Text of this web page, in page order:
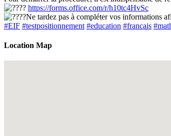
https://forms.office.com/r/h10tc4HvSc
Ne tardez pas à compléter vos informations
#EIF #testpositionnement #education #francais
Location Map